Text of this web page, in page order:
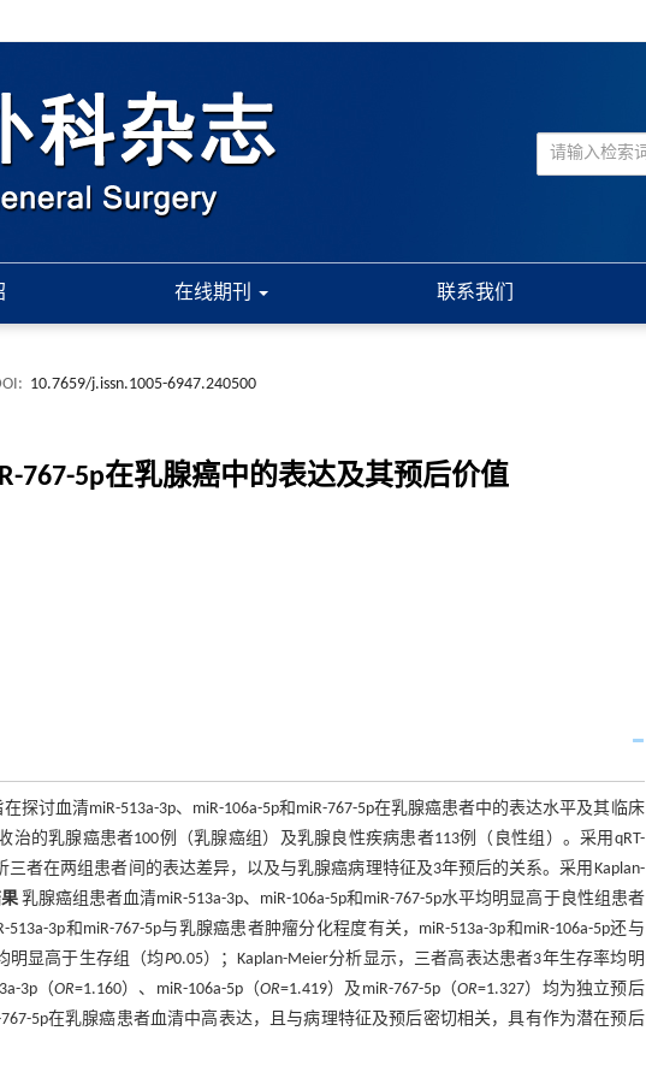
在线期刊 联系我们
10.7659/j.issn.1005-6947.240500
767-5p在乳腺癌中的表达及其预后价值
讨血清miR-513a-3p、miR-106a-5p和miR-767-5p在乳腺癌患者中的表达水平及其临床
的乳腺癌患者100例（乳腺癌组）及乳腺良性疾病患者113例（良性组）。采用qRT-
三者在两组患者间的表达差异，以及与乳腺癌病理特征及3年预后的关系。采用Kaplan-
乳腺癌组患者血清miR-513a-3p、miR-106a-5p和miR-767-5p水平均明显高于良性组患者
3p和miR-767-5p与乳腺癌患者肿瘤分化程度有关，miR-513a-3p和miR-106a-5p还与
明显高于生存组（均P0.05）；Kaplan-Meier分析显示，三者高表达患者3年生存率均明
3p（OR=1.160）、miR-106a-5p（OR=1.419）及miR-767-5p（OR=1.327）均为独立预后
767-5p在乳腺癌患者血清中高表达，且与病理特征及预后密切相关，具有作为潜在预后